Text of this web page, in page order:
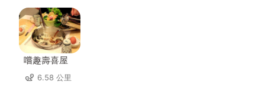
嚐趣壽喜屋
6.58 公里